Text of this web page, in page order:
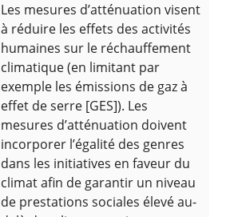
Les mesures d’atténuation visent
à réduire les effets des activités
humaines sur le réchauffement
climatique (en limitant par
exemple les émissions de gaz à
effet de serre [GES]). Les
mesures d’atténuation doivent
incorporer l’égalité des genres
dans les initiatives en faveur du
climat afin de garantir un niveau
de prestations sociales élevé au-